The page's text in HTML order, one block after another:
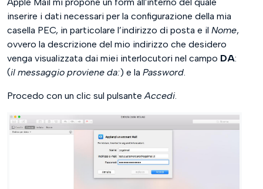
inserire i dati necessari per la configurazione della mia
casella PEC, in particolare l’indirizzo di posta e il Nome,
ovvero la descrizione del mio indirizzo che desidero
venga visualizzata dai miei interlocutori nel campo DA:
(il messaggio proviene da:) e la Password.
Procedo con un clic sul pulsanteAccedi.